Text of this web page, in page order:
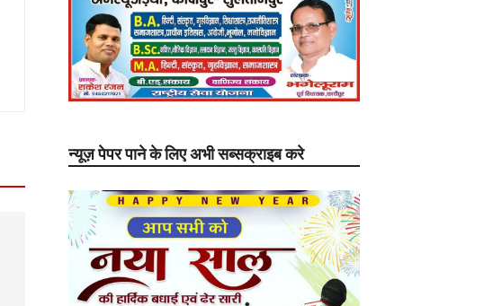
न्यूज़ पेपर पाने के लिए अभी सब्सक्राइब करे